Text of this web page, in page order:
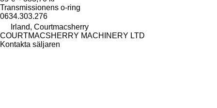
Transmissionens o-ring
0634.303.276
Irland, Courtmacsherry
COURTMACSHERRY MACHINERY LTD
Kontakta säljaren